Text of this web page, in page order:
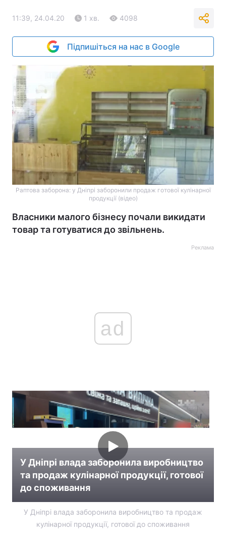
11:39, 24.04.20 1 хв. 4098
Підпишіться на нас в Google
Раптова заборона: у Дніпрі заборонили продаж готової кулінарної
продукції (відео)
Власники малого бізнесу почали викидати
товар та готуватися до звільнень.
Реклама
ad
У Дніпрі влада заборонила виробництво
та продаж кулінарної продукції, готової
до споживання
У Дніпрі влада заборонила виробництво та продаж
кулінарної продукції, готової до споживання